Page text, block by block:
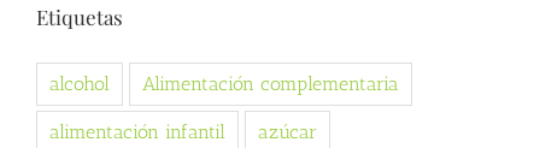
Etiquetas
alcohol Alimentación complementaria
alimentación infantil azúcar